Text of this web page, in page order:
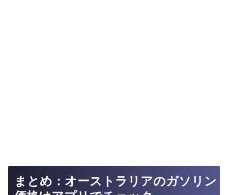
まとめ：オーストラリアのガソリン